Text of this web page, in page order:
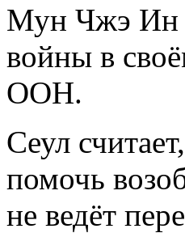
Мун Чжэ Ин
войны в
ООН.
Сеул
помочь
не ведёт